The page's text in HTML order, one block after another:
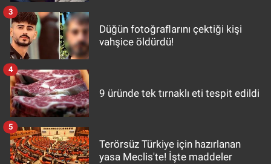
Düğün fotoğraflarını çektiği kişi
vahşice öldürdü!
3
9 üründe tek tırnaklı eti tespit edildi
4
Terörsüz Türkiye için hazırlanan
yasa Meclis'te! İşte maddeler
5